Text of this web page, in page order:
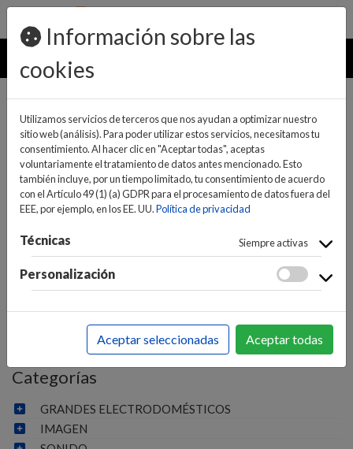
pedidos@ideaelectrodomesticos.com
924 047 836
MENU
INICIO>SONIDO>EQUIPOS DE MÚSICA>RADIOS
CD/EQUIPOS DE MÚSICA
Categorías
GRANDES ELECTRODOMÉSTICOS
IMAGEN
Información sobre las
cookies
Utilizamos servicios de terceros que nos ayudan a optimizar nuestro
sitio web (análisis). Para poder utilizar estos servicios, necesitamos tu
consentimiento. Al hacer clic en "Aceptar todas", aceptas
voluntariamente el tratamiento de datos antes mencionado. Esto
también incluye, por un tiempo limitado, tu consentimiento de acuerdo
con el Artículo 49 (1) (a) GDPR para el procesamiento de datos fuera del
EEE, por ejemplo, en los EE. UU.Política de privacidad
Técnicas Siempre activas
Personalización
Aceptar seleccionadas Aceptar todas